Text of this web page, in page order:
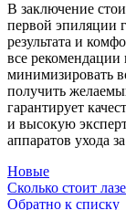
В заключение
первой эпиляции
результата и
все
минимизировать
получить
гарантирует
и высокую
аппаратов ухода
Новые
Сколько стоит
Обратно к списку